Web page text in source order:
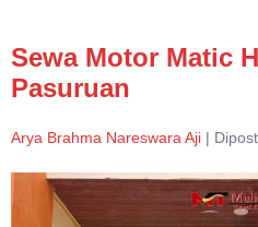
Sewa Motor Matic
Pasuruan
Arya Brahma Nareswara Aji |
Sewa
Motor